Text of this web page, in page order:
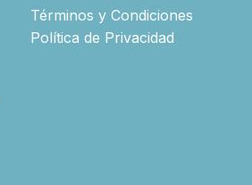
Términos y Condiciones
Política de Privacidad